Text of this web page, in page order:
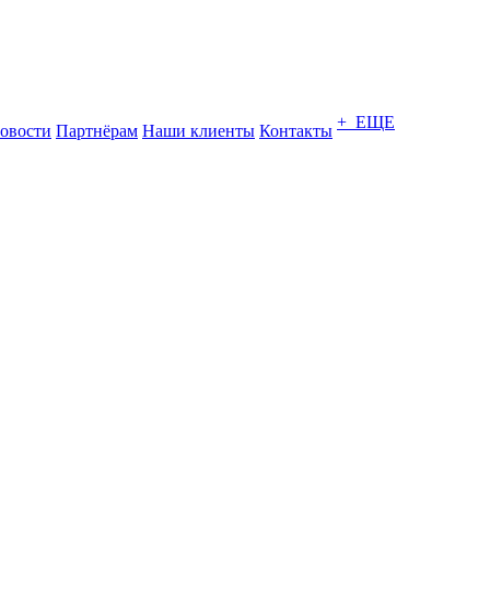
Партнёрам Наши клиенты Контакты + ЕЩЕ